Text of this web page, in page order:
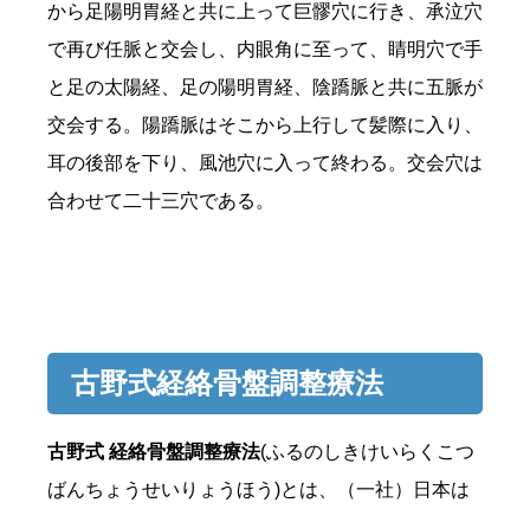
から足陽明胃経と共に上って巨髎穴に行き、承泣穴
で再び任脈と交会し、内眼角に至って、睛明穴で手
と足の太陽経、足の陽明胃経、陰蹻脈と共に五脈が
交会する。陽蹻脈はそこから上行して髪際に入り、
耳の後部を下り、風池穴に入って終わる。交会穴は
合わせて二十三穴である。
古野式経絡骨盤調整療法
古野式 経絡骨盤調整療法(ふるのしきけいらくこつ
ばんちょうせいりょうほう)とは、（一社）日本は